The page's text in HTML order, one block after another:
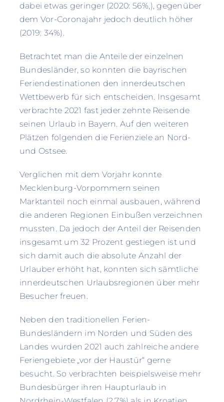
dabei etwas geringer (2020: 56%,), gegenüber
dem Vor-Coronajahr jedoch deutlich höher
(2019: 34%).
Betrachtet man die Anteile der einzelnen
Bundesländer, so konnten die bayrischen
Feriendestinationen den innerdeutschen
Wettbewerb für sich entscheiden. Insgesamt
verbrachte 2021 fast jeder zehnte Reisende
seinen Urlaub in Bayern. Auf den weiteren
Plätzen folgenden die Ferienziele an Nord-
und Ostsee.
Verglichen mit dem Vorjahr konnte
Mecklenburg-Vorpommern seinen
Marktanteil noch einmal ausbauen, während
die anderen Regionen Einbußen verzeichnen
mussten. Da jedoch der Anteil der Reisenden
insgesamt um 32 Prozent gestiegen ist und
sich damit auch die absolute Anzahl der
Urlauber erhöht hat, konnten sich sämtliche
innerdeutschen Urlaubsregionen über mehr
Besucher freuen.
Neben den traditionellen Ferien-
Bundesländern im Norden und Süden des
Landes wurden 2021 auch zahlreiche andere
Feriengebiete „vor der Haustür“ gerne
besucht. So verbrachten beispielsweise mehr
Bundesbürger ihren Haupturlaub in